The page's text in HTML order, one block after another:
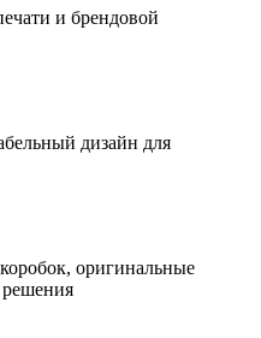
и брендовой
дизайн для
оригинальные